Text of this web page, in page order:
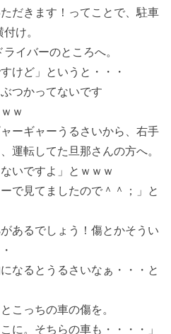
だきます！ってことで、駐車
け。
イバーのところへ。
けど」というと・・・
つかってないです
ｗ
ーギャーうるさいから、右手
運転してた旦那さんの方へ。
いですよ」とｗｗｗ
で見てましたので＾＾；」と
あるでしょう！傷とかそうい
なるとうるさいなぁ・・・と
こっちの車の傷を。
に。そちらの車も・・・・」